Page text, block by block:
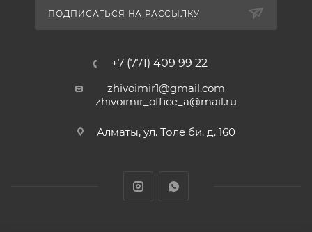
ПОДПИСАТЬСЯ НА РАССЫЛКУ
+7 (771) 409 99 22
zhivoimir1@gmail.com
zhivoimir_office_a@mail.ru
Алматы, ул. Толе би, д. 160